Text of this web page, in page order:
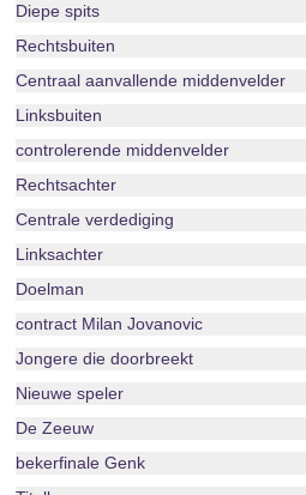
Diepe spits
Rechtsbuiten
Centraal aanvallende middenvelder
Linksbuiten
controlerende middenvelder
Rechtsachter
Centrale verdediging
Linksachter
Doelman
contract Milan Jovanovic
Jongere die doorbreekt
Nieuwe speler
De Zeeuw
bekerfinale Genk